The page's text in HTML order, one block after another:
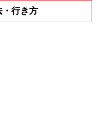
行き方